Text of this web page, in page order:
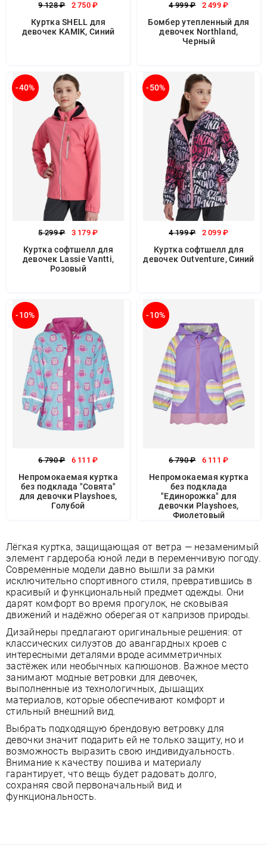
9 128 ₽ 2 750 ₽
Куртка SHELL для
девочек KAMIK, Синий
4 999 ₽ 2 499 ₽
Бомбер утепленный для
девочек Northland,
Черный
-40%
5 299 ₽ 3 179 ₽
Куртка софтшелл для
девочек Lassie Vantti,
Розовый
-50%
4 199 ₽ 2 099 ₽
Куртка софтшелл для
девочек Outventure, Синий
-10%
6 790 ₽ 6 111 ₽
Непромокаемая куртка
без подклада "Совята"
для девочки Playshoes,
Голубой
-10%
6 790 ₽ 6 111 ₽
Непромокаемая куртка
без подклада
"Единорожка" для
девочки Playshoes,
Фиолетовый
Лёгкая куртка, защищающая от ветра — незаменимый
элемент гардероба юной леди в переменчивую погоду.
Современные модели давно вышли за рамки
исключительно спортивного стиля, превратившись в
красивый и функциональный предмет одежды. Они
дарят комфорт во время прогулок, не сковывая
движений и надёжно оберегая от капризов природы.
Дизайнеры предлагают оригинальные решения: от
классических силуэтов до авангардных кроев с
интересными деталями вроде асимметричных
застёжек или необычных капюшонов. Важное место
занимают модные ветровки для девочек,
выполненные из технологичных, дышащих
материалов, которые обеспечивают комфорт и
стильный внешний вид.
Выбрать подходящую брендовую ветровку для
девочки значит подарить ей не только защиту, но и
возможность выразить свою индивидуальность.
Внимание к качеству пошива и материалу
гарантирует, что вещь будет радовать долго,
сохраняя свой первоначальный вид и
функциональность.